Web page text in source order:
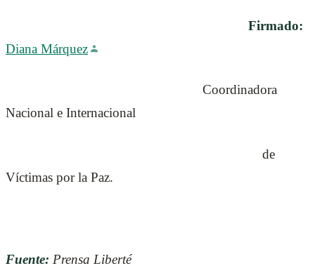
Firmado:
Diana Márquez
Coordinadora
Nacional e Internacional
de
Víctimas por la Paz.
Fuente: Prensa Liberté